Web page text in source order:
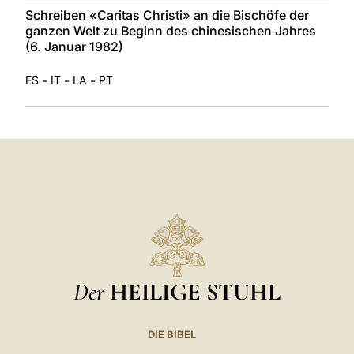
Schreiben «Caritas Christi» an die Bischöfe der
ganzen Welt zu Beginn des chinesischen Jahres
(6. Januar 1982)
ES - IT - LA - PT
Der HEILIGE STUHL
DIE BIBEL